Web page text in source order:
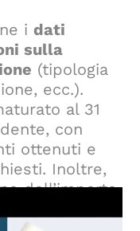
i dati
sulla
(tipologia
ecc.).
al 31
con
ottenuti e
Inoltre,
dell’importo